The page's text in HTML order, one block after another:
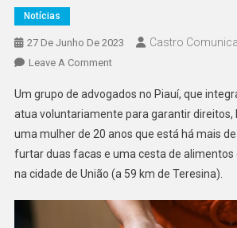
Notícias
27 De Junho De 2023 Castro
Leave A Comment
Um grupo de advogados no Piauí, que
atua voluntariamente para garantir direitos,
uma mulher de 20 anos que está há mais
furtar duas facas e uma cesta de alimentos
na cidade de União (a 59 km de Teresina).